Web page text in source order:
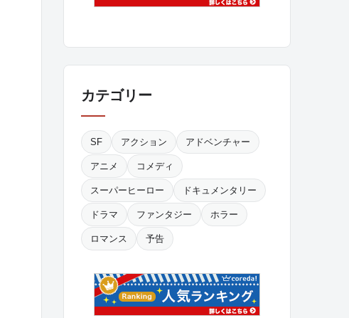
カテゴリー
SF アクション アドベンチャー
アニメ コメディ
スーパーヒーロー ドキュメンタリー
ドラマ ファンタジー ホラー
ロマンス 予告